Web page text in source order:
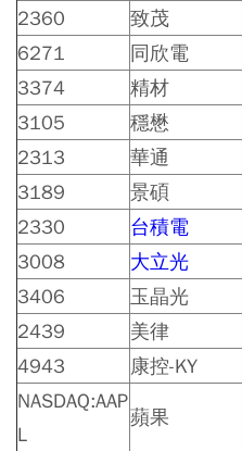
2360
致茂
6271
同欣電
3374
精材
3105
穩懋
2313
華通
3189
景碩
2330
台積電
3008
大立光
3406
玉晶光
2439
美律
4943
康控-KY
NASDAQ:AAP
L
蘋果